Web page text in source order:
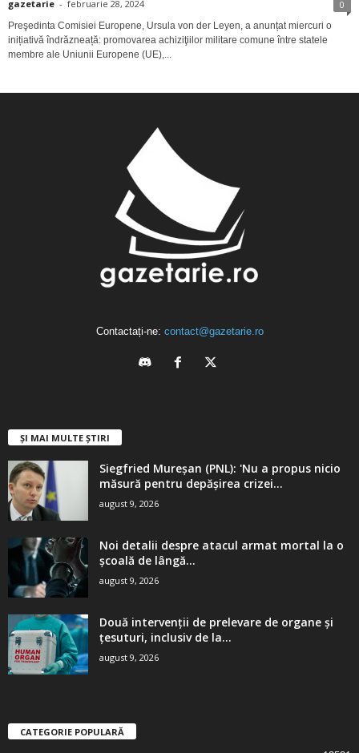
gazetarie - februarie 28, 2024 0
Preşedinta Comisiei Europene, Ursula von der Leyen, a anunțat miercuri o
inițiativă îndrăzneață: promovarea achiziţiilor militare comune între statele
membre ale Uniunii Europene (UE),...
Contactați-ne: contact@gazetarie.ro
ȘI MAI MULTE ȘTIRI
Siegfried Mureșan (PNL): 'Nu a propus nicio
măsură pentru depăşirea crizei...
august 9, 2026
Noi detalii despre atacul armat mortal la o
școală de lângă...
august 9, 2026
Două intervenții de prelevare de organe și
țesuturi, inclusiv de la...
august 9, 2026
CATEGORIE POPULARĂ